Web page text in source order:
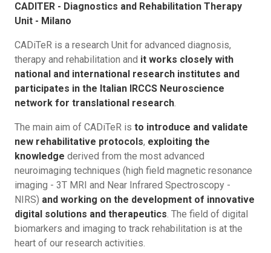
CADITER - Diagnostics and Rehabilitation Therapy
Unit - Milano
CADiTeR is a research Unit for advanced diagnosis,
therapy and rehabilitation and it works closely with
national and international research institutes and
participates in the Italian IRCCS Neuroscience
network for translational research.
The main aim of CADiTeR is to introduce and validate
new rehabilitative protocols, exploiting the
knowledge derived from the most advanced
neuroimaging techniques (high field magnetic resonance
imaging - 3T MRI and Near Infrared Spectroscopy -
NIRS) and working on the development of innovative
digital solutions and therapeutics. The field of digital
biomarkers and imaging to track rehabilitation is at the
heart of our research activities.